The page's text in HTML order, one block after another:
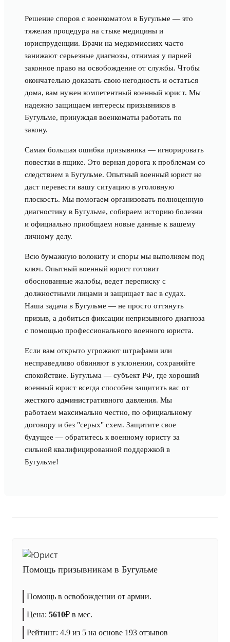
Решение споров с военкоматом в Бугульме — это
тяжелая процедура на стыке медицины и
юриспруденции. Врачи на медкомиссиях часто
занижают серьезные диагнозы, отнимая у парней
законное право на освобождение от службы. Чтобы
окончательно доказать свою негодность и остаться
дома, вам нужен компетентный военный юрист. Мы
надежно защищаем интересы призывников в
Бугульме, принуждая военкоматы работать по
закону.
Самая большая ошибка призывника — игнорировать
повестки в ящике. Это верная дорога к проблемам со
следствием в Бугульме. Опытный военный юрист не
даст перевести вашу ситуацию в уголовную
плоскость. Мы помогаем организовать полноценную
диагностику в Бугульме, собираем историю болезни
и официально приобщаем новые данные к вашему
личному делу.
Всю бумажную волокиту и споры мы выполняем под
ключ. Опытный военный юрист готовит
обоснованные жалобы, ведет переписку с
должностными лицами и защищает вас в судах.
Наша задача в Бугульме — не просто оттянуть
призыв, а добиться фиксации непризывного диагноза
с помощью профессионального военного юриста.
Если вам открыто угрожают штрафами или
несправедливо обвиняют в уклонении, сохраняйте
спокойствие. Бугульма — субъект РФ, где хороший
военный юрист всегда способен защитить вас от
жесткого административного давления. Мы
работаем максимально честно, по официальному
договору и без "серых" схем. Защитите свое
будущее — обратитесь к военному юристу за
сильной квалифицированной поддержкой в
Бугульме!
Помощь призывникам в Бугульме
Помощь в освобождении от армии.
Цена: 5610₽ в мес.
Рейтинг: 4.9 из 5 на основе 193 отзывов